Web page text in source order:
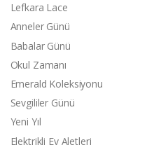
Lefkara Lace
Anneler Günü
Babalar Günü
Okul Zamanı
Emerald Koleksiyonu
Sevgililer Günü
Yeni Yıl
Elektrikli Ev Aletleri